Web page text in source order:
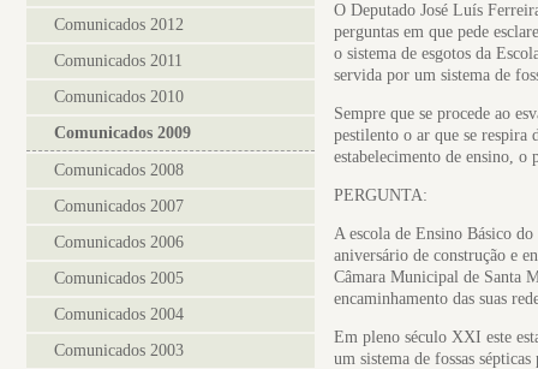
Comunicados 2012
Comunicados 2011
Comunicados 2010
Comunicados 2009
Comunicados 2008
Comunicados 2007
Comunicados 2006
Comunicados 2005
Comunicados 2004
Comunicados 2003
O Deputado José Luís
perguntas em que pede
o sistema de esgotos da
servida por um sistema de
Sempre que se procede ao
pestilento o ar que se respira
estabelecimento de ensino, o
PERGUNTA:
A escola de Ensino Básico
aniversário de construção e
Câmara Municipal de Santa
encaminhamento das suas
Em pleno século XXI este
um sistema de fossas